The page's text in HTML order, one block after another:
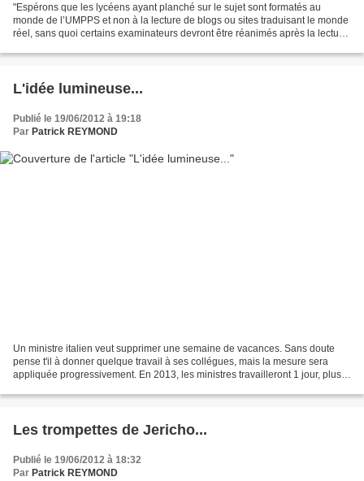
"Espérons que les lycéens ayant planché sur le sujet sont formatés au
monde de l’UMPPS et non à la lecture de blogs ou sites traduisant le monde
réel, sans quoi certains examinateurs devront être réanimés après la lecture
L'idée lumineuse...
Publié le 19/06/2012 à 19:18
Par Patrick REYMOND
Un ministre italien veut supprimer une semaine de vacances. Sans doute
pense t'il à donner quelque travail à ses collégues, mais la mesure sera
appliquée progressivement. En 2013, les ministres travailleront 1 jour, plus
Les trompettes de Jericho...
Publié le 19/06/2012 à 18:32
Par Patrick REYMOND